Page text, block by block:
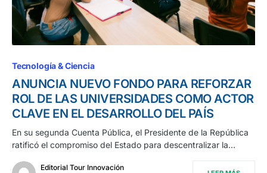
Tecnología & Ciencia
ANUNCIA NUEVO FONDO PARA REFORZAR
ROL DE LAS UNIVERSIDADES COMO ACTOR
CLAVE EN EL DESARROLLO DEL PAÍS
En su segunda Cuenta Pública, el Presidente de la República
ratificó el compromiso del Estado para descentralizar la…
Editorial Tour Innovación